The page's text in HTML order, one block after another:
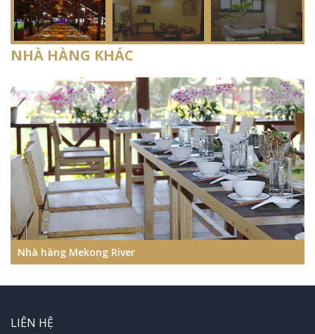
NHÀ HÀNG KHÁC
Nhà hàng Mekong River
LIÊN HỆ